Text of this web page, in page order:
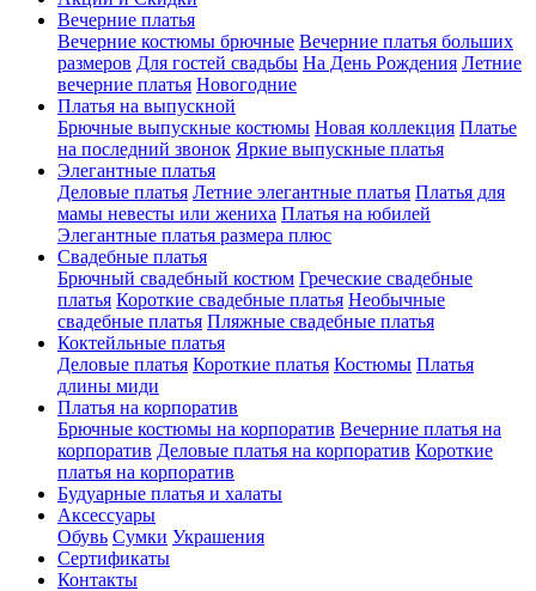
Вечерние платья
Вечерние костюмы брючные Вечерние платья больших
размеров Для гостей свадьбы На День Рождения Летние
вечерние платья Новогодние
Платья на выпускной
Брючные выпускные костюмы Новая коллекция Платье
на последний звонок Яркие выпускные платья
Элегантные платья
Деловые платья Летние элегантные платья Платья для
мамы невесты или жениха Платья на юбилей
Элегантные платья размера плюс
Свадебные платья
Брючный свадебный костюм Греческие свадебные
платья Короткие свадебные платья Необычные
свадебные платья Пляжные свадебные платья
Коктейльные платья
Деловые платья Короткие платья Костюмы Платья
длины миди
Платья на корпоратив
Брючные костюмы на корпоратив Вечерние платья на
корпоратив Деловые платья на корпоратив Короткие
платья на корпоратив
Будуарные платья и халаты
Аксессуары
Обувь Сумки Украшения
Сертификаты
Контакты